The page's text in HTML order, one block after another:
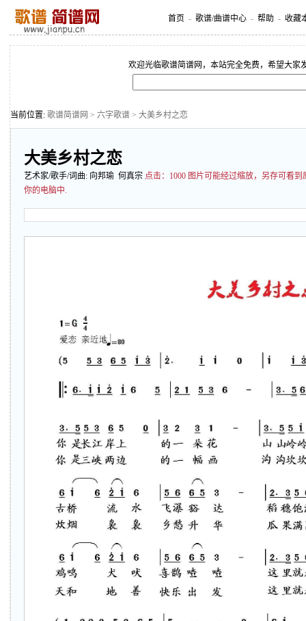
首页 - 歌谱/曲谱中心 - 帮助 - 收藏
欢迎光临歌谱简谱网，本站完全免费，希望大家
当前位置: 歌谱简谱网 > 六字歌谱 > 大美乡村之恋
大美乡村之恋
艺术家/歌手/词曲: 向邦瑜 何真宗 点击： 1000 图片可能经过缩放，另存可看
你的电脑中.